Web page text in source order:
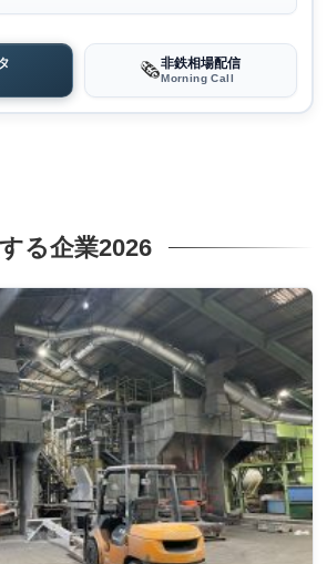
🗞️非鉄相場配信
Morning Call
る企業2026